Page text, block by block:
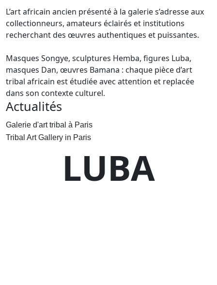
L’art africain ancien présenté à la galerie s’adresse aux
collectionneurs, amateurs éclairés et institutions
recherchant des œuvres authentiques et puissantes.
Masques Songye, sculptures Hemba, figures Luba,
masques Dan, œuvres Bamana : chaque pièce d’art
tribal africain est étudiée avec attention et replacée
dans son contexte culturel.
Actualités
Galerie d'art tribal à Paris
Tribal Art Gallery in Paris
LUBA